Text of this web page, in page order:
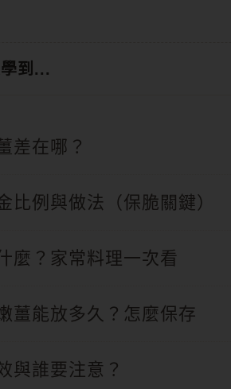
到...
差在哪？
比例與做法（保脆關鍵）
麼？家常料理一次看
薑能放多久？怎麼保存
與誰要注意？